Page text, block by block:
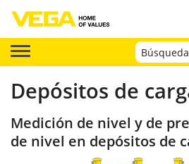
Depósitos de
Medición de nivel y de
de nivel en depósitos de